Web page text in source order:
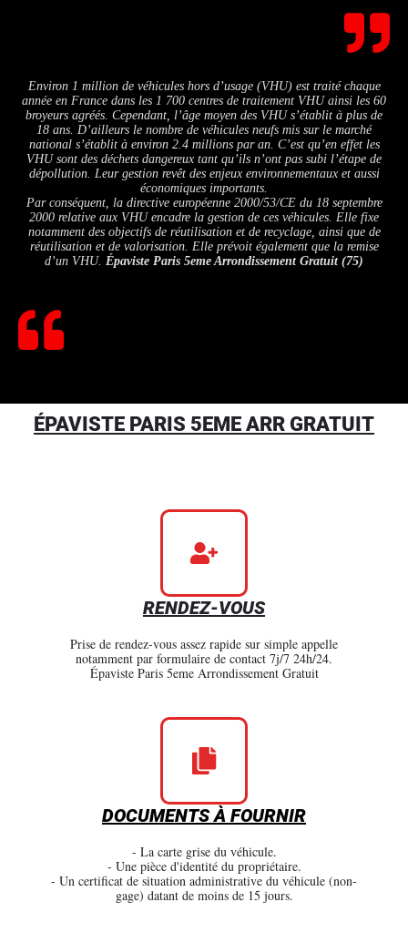
Environ 1 million de véhicules hors d’usage (VHU) est traité chaque
année en France dans les 1 700 centres de traitement VHU ainsi les 60
broyeurs agréés. Cependant, l’âge moyen des VHU s’établit à plus de
18 ans. D’ailleurs le nombre de véhicules neufs mis sur le marché
national s’établit à environ 2.4 millions par an. C’est qu’en effet les
VHU sont des déchets dangereux tant qu’ils n’ont pas subi l’étape de
dépollution. Leur gestion revêt des enjeux environnementaux et aussi
économiques importants.
Par conséquent, la directive européenne 2000/53/CE du 18 septembre
2000 relative aux VHU encadre la gestion de ces véhicules. Elle fixe
notamment des objectifs de réutilisation et de recyclage, ainsi que de
réutilisation et de valorisation. Elle prévoit également que la remise
d’un VHU. Épaviste Paris 5eme Arrondissement Gratuit (75)
ÉPAVISTE PARIS 5EME ARR GRATUIT
RENDEZ-VOUS
Prise de rendez-vous assez rapide sur simple appelle
notamment par formulaire de contact 7j/7 24h/24.
Épaviste Paris 5eme Arrondissement Gratuit
DOCUMENTS À FOURNIR
- La carte grise du véhicule.
- Une pièce d'identité du propriétaire.
- Un certificat de situation administrative du véhicule (non-
gage) datant de moins de 15 jours.